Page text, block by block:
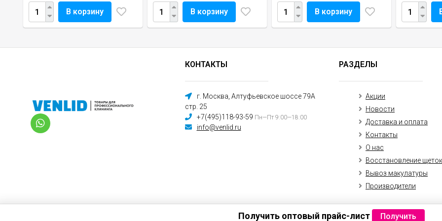
В корзину В корзину В корзину
КОНТАКТЫ
г. Москва, Алтуфьевское шоссе 79А
стр. 25
+7(495)118-93-59 Пн—Пт 9:00—18:00
info@venlid.ru
РАЗДЕЛЫ
Акции
Новости
Доставка и оплата
Контакты
О нас
Восстановление щеток
Вывоз макулатуры
Производители
Получить оптовый прайс-лист Получить